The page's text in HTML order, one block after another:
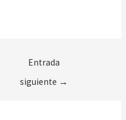
Entrada
siguiente →